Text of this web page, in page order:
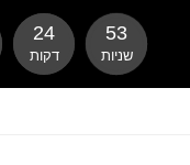
24
דקות
52
שניות